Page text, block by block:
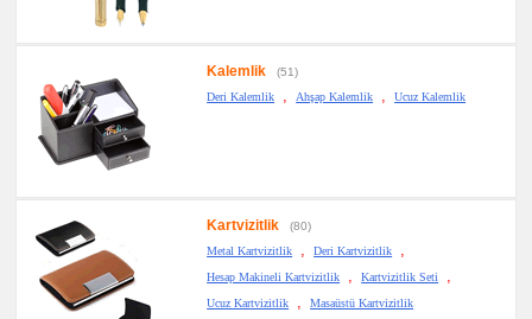
Kalemlik
(51)
Deri Kalemlik
Ahşap Kalemlik Ucuz Kalemlik
Kartvizitlik
(80)
Metal Kartvizitlik
Deri Kartvizitlik
Hesap Makineli Kartvizitlik Kartvizitlik Seti
Ucuz Kartvizitlik Masaüstü Kartvizitlik